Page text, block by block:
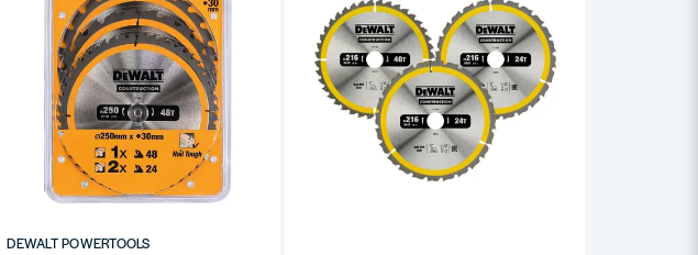
DEWALT POWERTOOLS